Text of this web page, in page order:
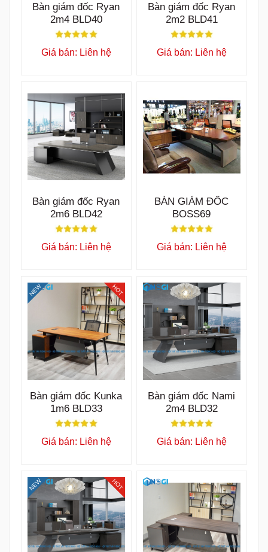
Bàn giám đốc Ryan
2m4 BLD40
Giá bán: Liên hệ
Bàn giám đốc Ryan
2m2 BLD41
Giá bán: Liên hệ
Bàn giám đốc Ryan
2m6 BLD42
Giá bán: Liên hệ
BÀN GIÁM ĐỐC
BOSS69
Giá bán: Liên hệ
NEW HOT
Bàn giám đốc Kunka
1m6 BLD33
Giá bán: Liên hệ
Bàn giám đốc Nami
2m4 BLD32
Giá bán: Liên hệ
NEW HOT